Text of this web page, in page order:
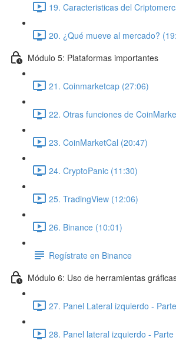
19. Caracteristicas del
20. ¿Qué mueve al mercado?
Módulo 5: Plataformas importantes
21. Coinmarketcap (27:06)
22. Otras funciones de
23. CoinMarketCal (20:47)
24. CryptoPanic (11:30)
25. TradingView (12:06)
26. Binance (10:01)
Regístrate en Binance
Módulo 6: Uso de herramientas
27. Panel Lateral izquierdo -
28. Panel lateral izquierdo -